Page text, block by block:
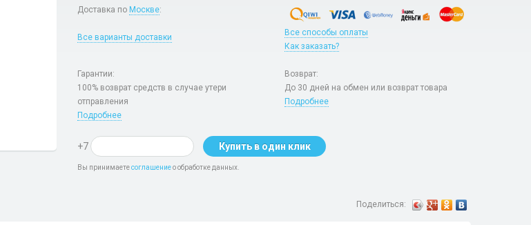
Доставка по Москве:
Все варианты доставки
Все способы оплаты
Как заказать?
Гарантии:
100% возврат средств в случае утери
отправления
Подробнее
Возврат:
До 30 дней на обмен или возврат товара
Подробнее
+7 Купить в один клик
Вы принимаетесоглашениео обработке данных.
Поделиться: